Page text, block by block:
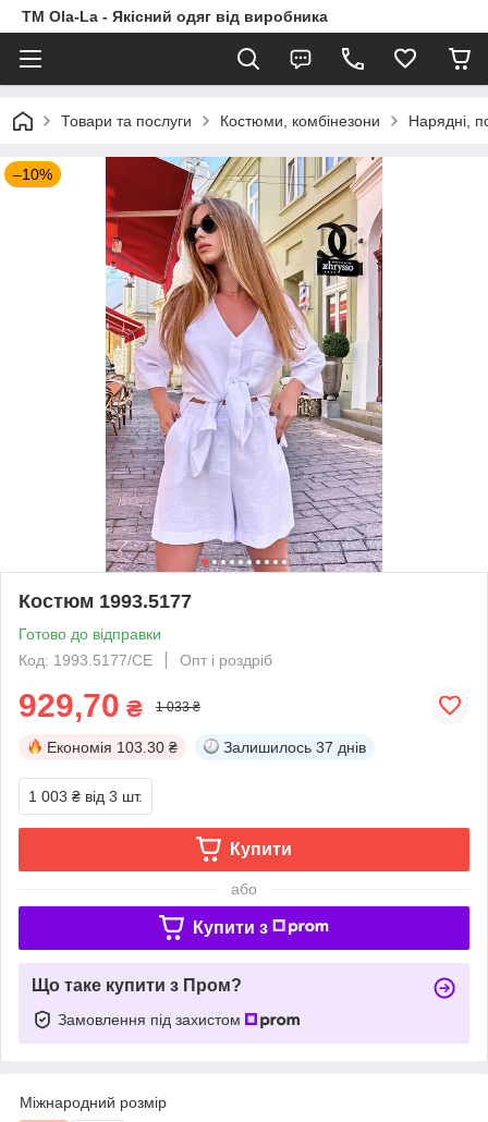
TM Ola-La - Якісний одяг від виробника
Товари та послуги Костюми, комбінезони Нарядні,
–10%
Костюм 1993.5177
Готово до відправки
Код: 1993.5177/СЕ
Опт і роздріб
929,70 ₴ 1 033 ₴
Економія 103.30 ₴ Залишилось 37 днів
1 003 ₴ від 3 шт.
Купити
або
Купити з
Що таке купити з Пром?
Замовлення під захистом
Міжнародний розмір